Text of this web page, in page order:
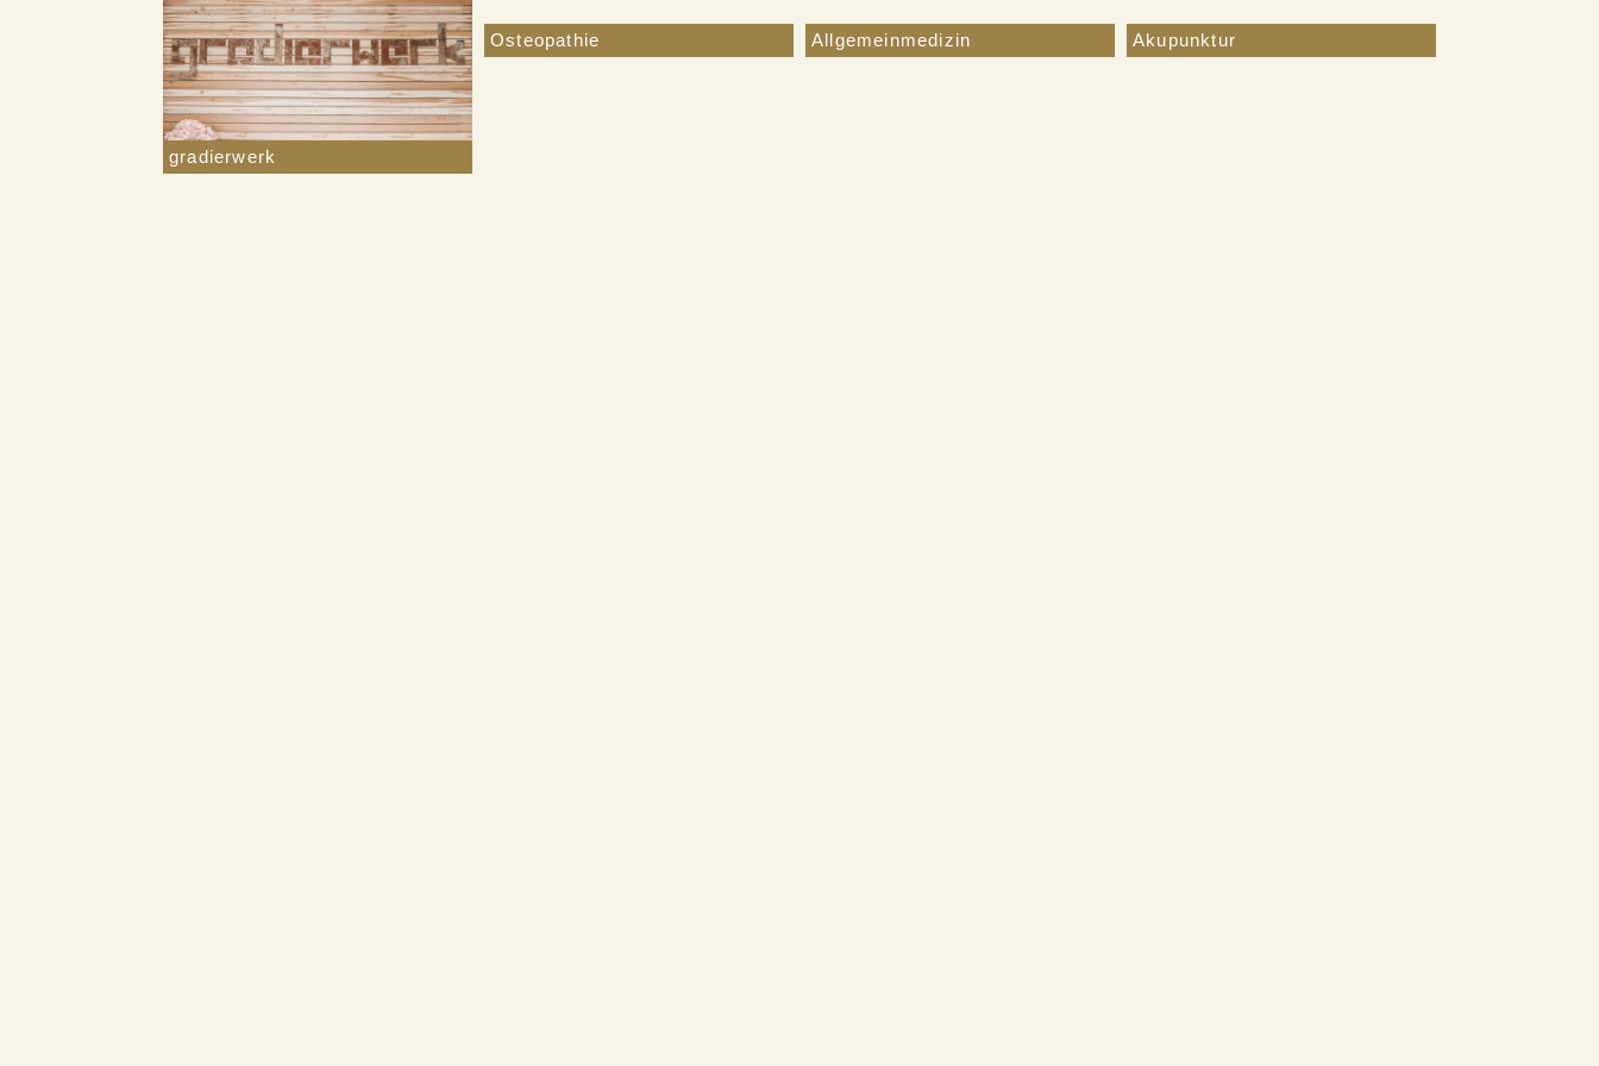
gradierwerk
Osteopathie Allgemeinmedizin Akupunktur